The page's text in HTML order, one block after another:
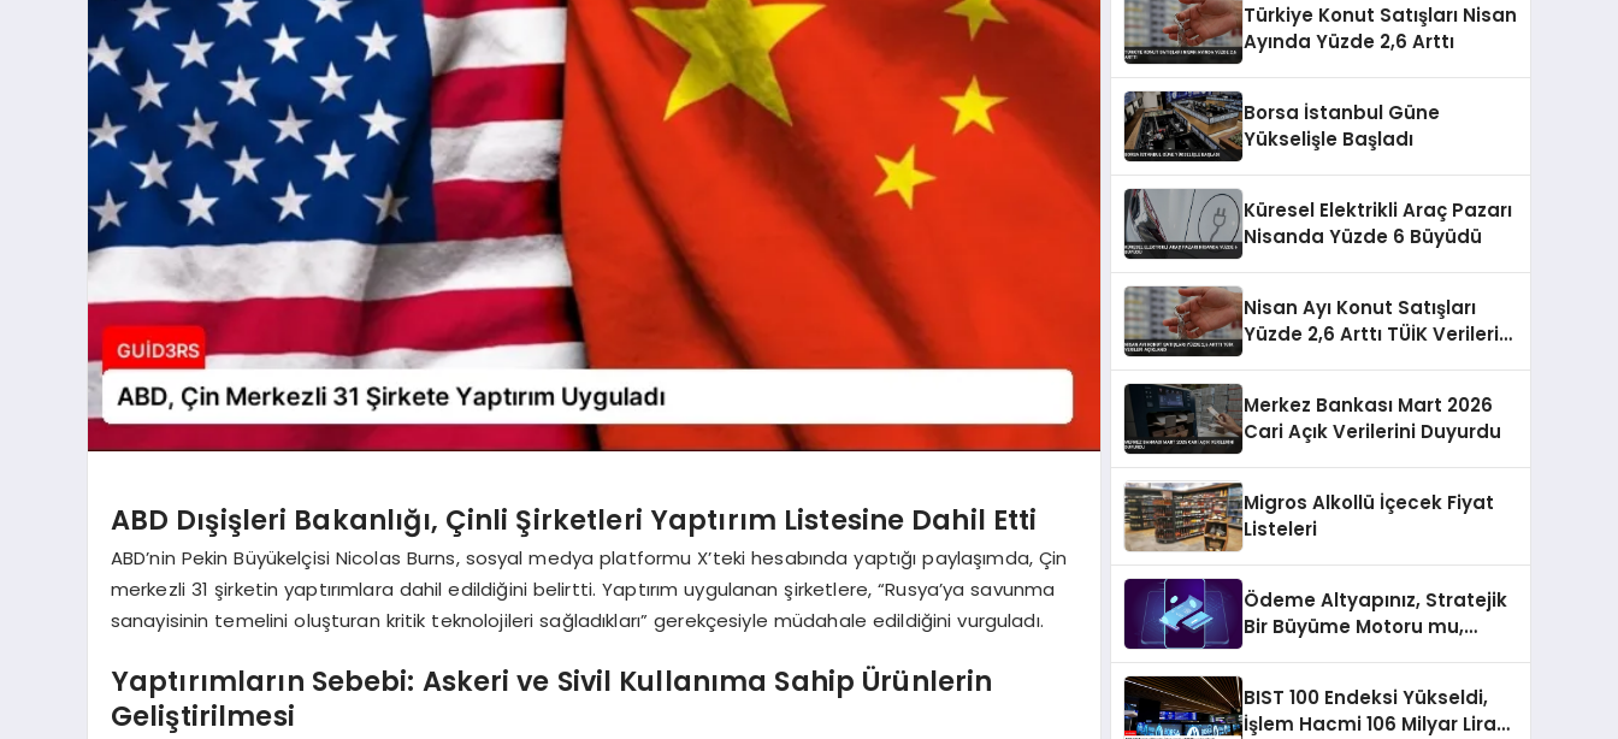
ABD Dışişleri Bakanlığı, Çinli Şirketleri Yaptırım Listesine Dahil Etti
ABD’nin Pekin Büyükelçisi Nicolas Burns, sosyal medya platformu X’teki hesabında yaptığı paylaşımda, Çin
merkezli 31 şirketin yaptırımlara dahil edildiğini belirtti. Yaptırım uygulanan şirketlere, “Rusya’ya savunma
sanayisinin temelini oluşturan kritik teknolojileri sağladıkları” gerekçesiyle müdahale edildiğini vurguladı.
Yaptırımların Sebebi: Askeri ve Sivil Kullanıma Sahip Ürünlerin
Geliştirilmesi
Türkiye Konut Satışları Nisan
Ayında Yüzde 2,6 Arttı
Borsa İstanbul Güne
Yükselişle Başladı
Küresel Elektrikli Araç Pazarı
Nisanda Yüzde 6 Büyüdü
Nisan Ayı Konut Satışları
Yüzde 2,6 Arttı TÜİK Verileri
Merkez Bankası Mart 2026
Cari Açık Verilerini Duyurdu
Migros Alkollü İçecek Fiyat
Listeleri
Ödeme Altyapınız, Stratejik
Bir Büyüme Motoru mu,
BIST 100 Endeksi Yükseldi,
İşlem Hacmi 106 Milyar Lirayı